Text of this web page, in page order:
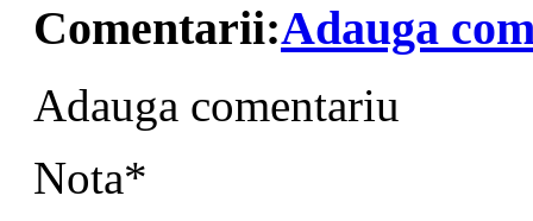
Comentarii:Adauga
Adauga comentariu
Nota*